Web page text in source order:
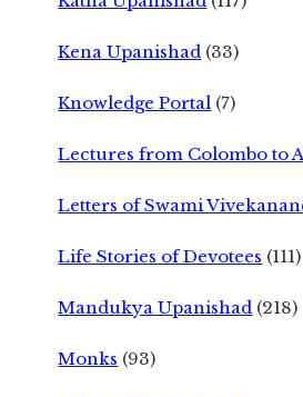
Kena Upanishad (33)
Knowledge Portal (7)
Lectures from Colombo to
Letters of Swami
Life Stories of Devotees (111)
Mandukya Upanishad (218)
Monks (93)